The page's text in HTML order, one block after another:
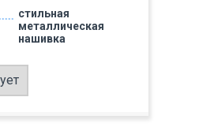
стильная
металлическая
нашивка